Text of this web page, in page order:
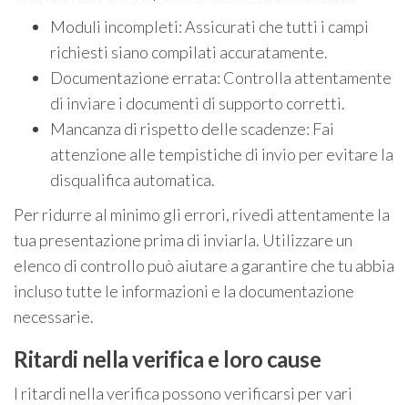
Moduli incompleti: Assicurati che tutti i campi
richiesti siano compilati accuratamente.
Documentazione errata: Controlla attentamente
di inviare i documenti di supporto corretti.
Mancanza di rispetto delle scadenze: Fai
attenzione alle tempistiche di invio per evitare la
disqualifica automatica.
Per ridurre al minimo gli errori, rivedi attentamente la
tua presentazione prima di inviarla. Utilizzare un
elenco di controllo può aiutare a garantire che tu abbia
incluso tutte le informazioni e la documentazione
necessarie.
Ritardi nella verifica e loro cause
I ritardi nella verifica possono verificarsi per vari